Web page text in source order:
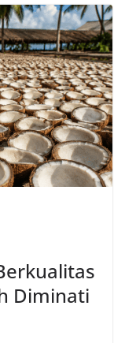
Diminati